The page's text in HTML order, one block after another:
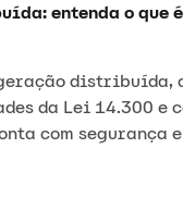
entenda o que
distribuída,
da Lei 14.300 e
com segurança